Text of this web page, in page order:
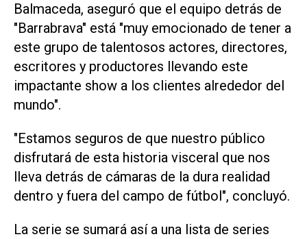
Balmaceda, aseguró que el equipo detrás de
"Barrabrava" está "muy emocionado de tener a
este grupo de talentosos actores, directores,
escritores y productores llevando este
impactante show a los clientes alrededor del
mundo".
"Estamos seguros de que nuestro público
disfrutará de esta historia visceral que nos
lleva detrás de cámaras de la dura realidad
dentro y fuera del campo de fútbol", concluyó.
La serie se sumará así a una lista de series